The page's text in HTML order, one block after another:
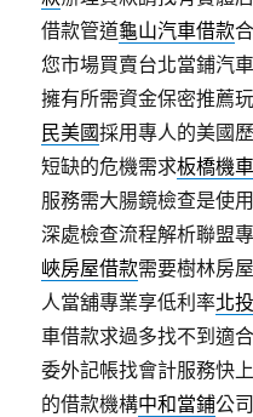
借款管道龜山汽車借款
您市場買賣台北當鋪汽
擁有所需資金保密推薦
民美國採用專人的美國
短缺的危機需求板橋機
服務需大腸鏡檢查是使
深處檢查流程解析聯盟
峽房屋借款需要樹林房
人當舖專業享低利率北
車借款求過多找不到適
委外記帳找會計服務快
的借款機構中和當鋪公